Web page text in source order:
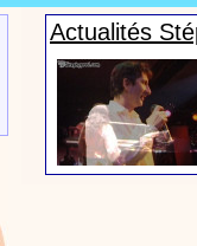
Actualités